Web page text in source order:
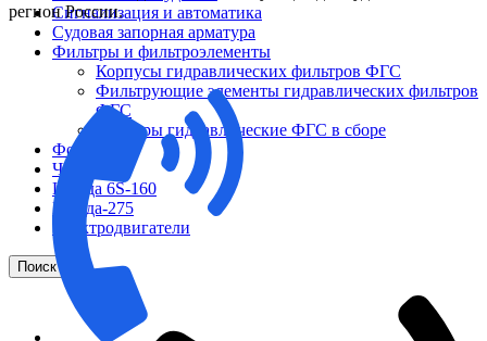
Сигнализация и автоматика
Судовая запорная арматура
Фильтры и фильтроэлементы
Корпусы гидравлических фильтров ФГС
Фильтрующие элементы гидравлических фильтров
ФГС
Фильтры гидравлические ФГС в сборе
Фонари
ЧН 25/34
Шкода 6S-160
Шкода-275
Электродвигатели
Поиск
регион России.